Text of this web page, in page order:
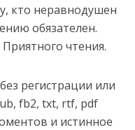
кто неравнодушен
обязателен.
чтения.
регистрации или
fb2, txt, rtf, pdf
и истинное